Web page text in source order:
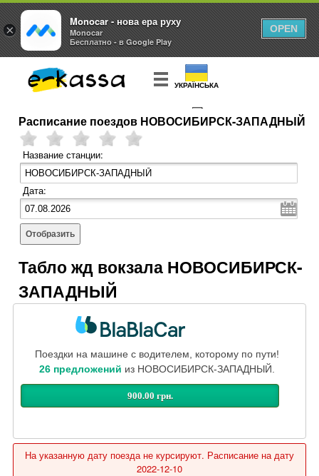
УКРАЇНСЬКА
КУПИТЬ БИЛЕТ
Расписание поездов НОВОСИБИРСК-ЗАПАДНЫЙ
Название станции:
Дата:
Отобразить
Табло жд вокзала НОВОСИБИРСК-
ЗАПАДНЫЙ
Поездки на машине с водителем, которому по пути!
26 предложений из НОВОСИБИРСК-ЗАПАДНЫЙ.
900.00 грн.
На указанную дату поезда не курсируют. Расписание на дату
2022-12-10
×
Monocar - нова ера руху
Monocar
Бесплатно - в Google Play
OPEN